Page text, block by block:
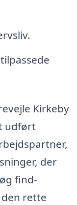
Kirkeby
udført
der
find-
rette